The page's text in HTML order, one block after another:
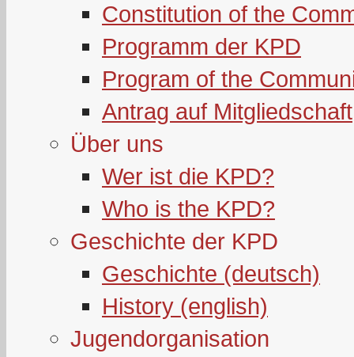
Constitution of the
Programm der KPD
Program of the
Antrag auf Mitgliedschaft
Über uns
Wer ist die KPD?
Who is the KPD?
Geschichte der KPD
Geschichte (deutsch)
History (english)
Jugendorganisation